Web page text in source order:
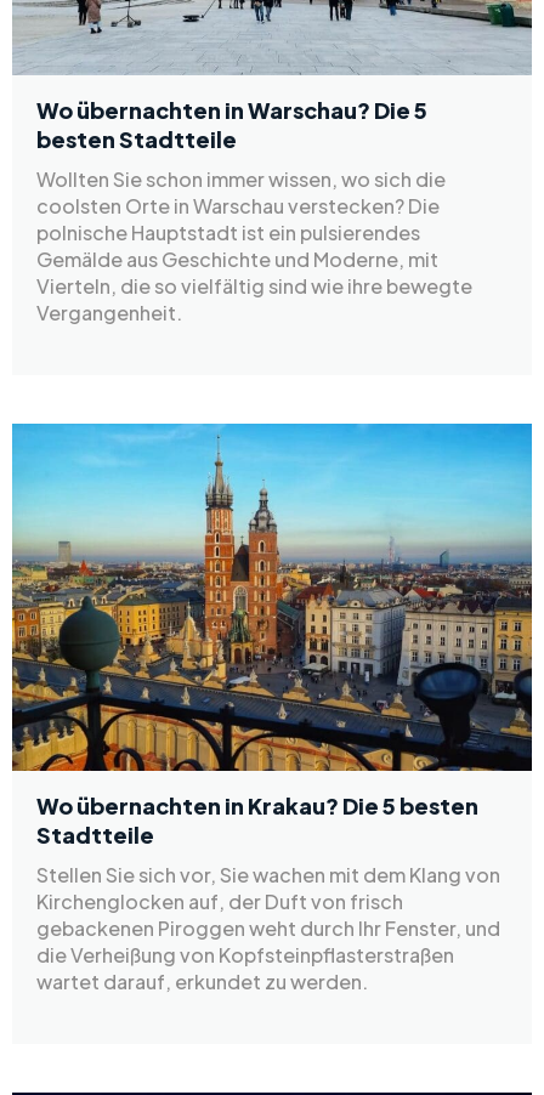
Wo übernachten in Warschau? Die 5
besten Stadtteile
Wollten Sie schon immer wissen, wo sich die
coolsten Orte in Warschau verstecken? Die
polnische Hauptstadt ist ein pulsierendes
Gemälde aus Geschichte und Moderne, mit
Vierteln, die so vielfältig sind wie ihre bewegte
Vergangenheit.
Wo übernachten in Krakau? Die 5 besten
Stadtteile
Stellen Sie sich vor, Sie wachen mit dem Klang von
Kirchenglocken auf, der Duft von frisch
gebackenen Piroggen weht durch Ihr Fenster, und
die Verheißung von Kopfsteinpflasterstraßen
wartet darauf, erkundet zu werden.